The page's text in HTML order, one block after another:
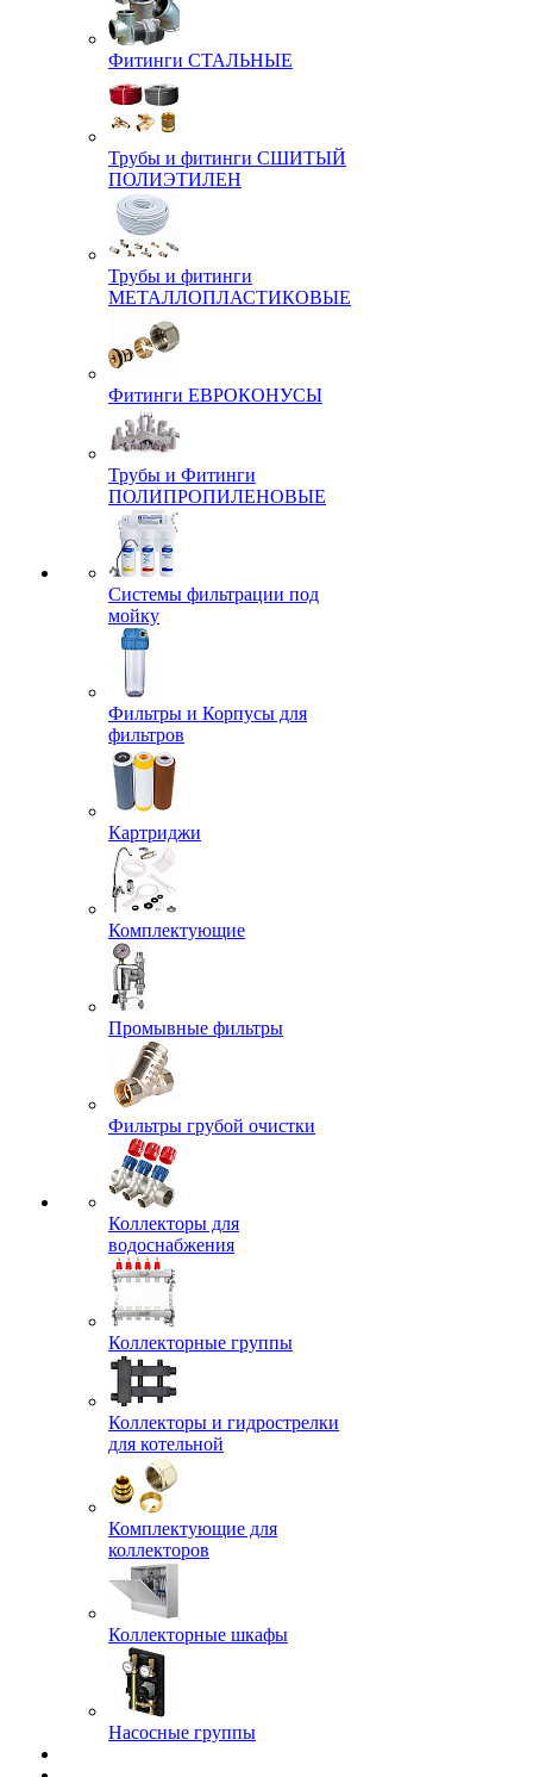
Фитинги СТАЛЬНЫЕ
Трубы и фитинги СШИТЫЙ
ПОЛИЭТИЛЕН
Трубы и фитинги
МЕТАЛЛОПЛАСТИКОВЫЕ
Фитинги ЕВРОКОНУСЫ
Трубы и Фитинги
ПОЛИПРОПИЛЕНОВЫЕ
Системы фильтрации под
мойку
Фильтры и Корпусы для
фильтров
Картриджи
Комплектующие
Промывные фильтры
Фильтры грубой очистки
Коллекторы для
водоснабжения
Коллекторные группы
Коллекторы и гидрострелки
для котельной
Комплектующие для
коллекторов
Коллекторные шкафы
Насосные группы